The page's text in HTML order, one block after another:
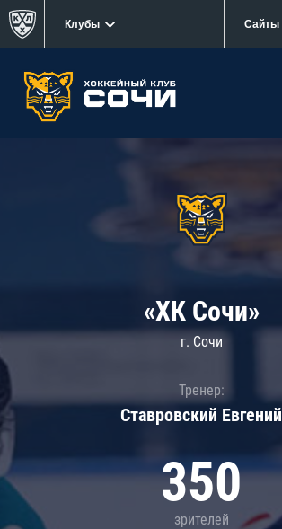
Клубы Сайты
«ХК Сочи»
г. Сочи
Тренер:
Ставровский Евгений
350
зрителей